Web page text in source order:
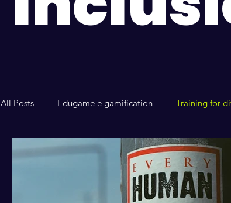
All Posts Edugame e gamification Training for
Questioni di genere Diversity e Inclusion